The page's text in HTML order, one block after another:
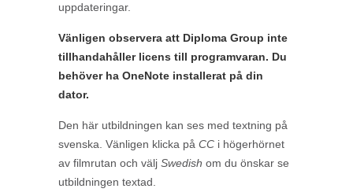
uppdateringar.
Vänligen observera att Diploma Group inte
tillhandahåller licens till programvaran. Du
behöver ha OneNote installerat på din
dator.
Den här utbildningen kan ses med textning på
svenska. Vänligen klicka på CC i högerhörnet
av filmrutan och välj Swedish om du önskar se
utbildningen textad.